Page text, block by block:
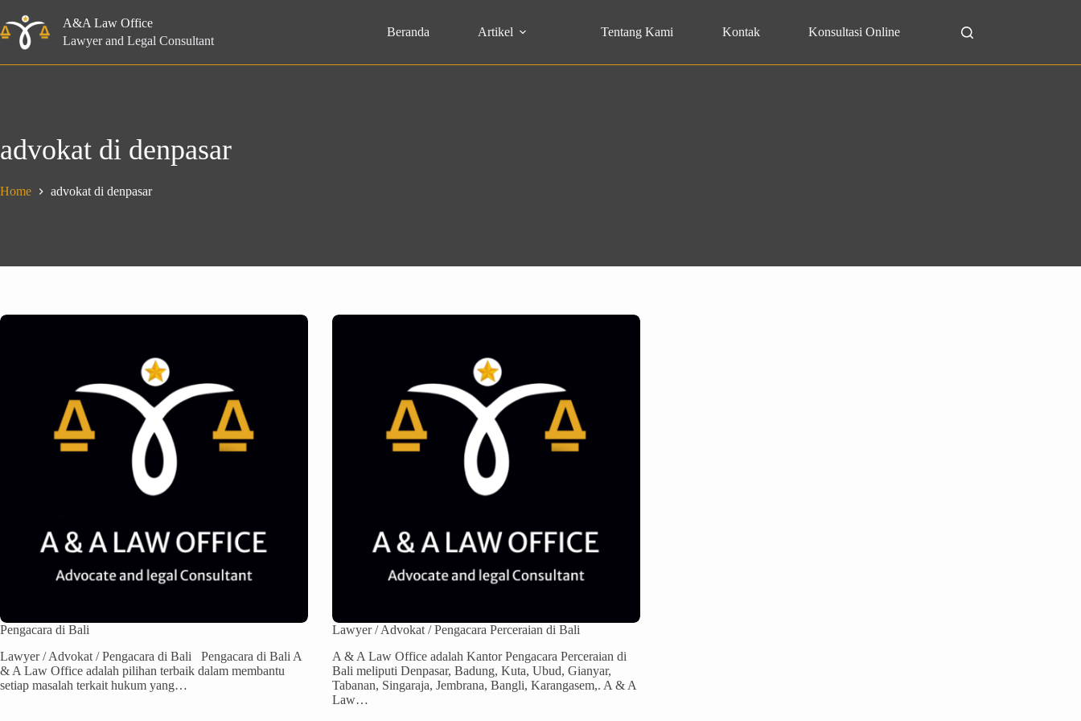
to
content
A&A Law Office
Lawyer and Legal Consultant
Beranda Artikel Tentang Kami Kontak Konsultasi Online
advokat di denpasar
Home advokat di denpasar
Pengacara di Bali
Lawyer / Advokat / Pengacara di Bali Pengacara di Bali A
& A Law Office adalah pilihan terbaik dalam membantu
setiap masalah terkait hukum yang…
Lawyer / Advokat / Pengacara Perceraian di Bali
A & A Law Office adalah Kantor Pengacara Perceraian di
Bali meliputi Denpasar, Badung, Kuta, Ubud, Gianyar,
Tabanan, Singaraja, Jembrana, Bangli, Karangasem,. A & A
Law…